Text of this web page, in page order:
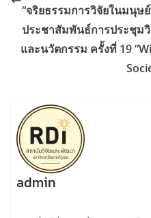
“จริยธรรมการวิจัยในมนุษย์
ประชาสัมพันธ์การประชุม
และนวัตกรรม ครั้งที่ 19
admin